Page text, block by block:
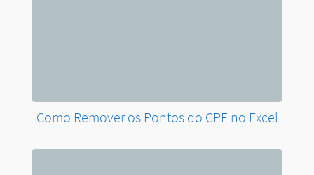
Como Remover os Pontos do CPF no Excel